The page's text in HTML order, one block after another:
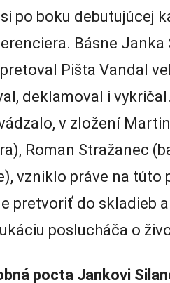
po boku debutujúcej
Básne Janka
Pišta Vandal
deklamoval i
v zložení
Roman Stražanec
vzniklo práve na
pretvoriť do skladieb
poslucháča o
pocta Jankovi